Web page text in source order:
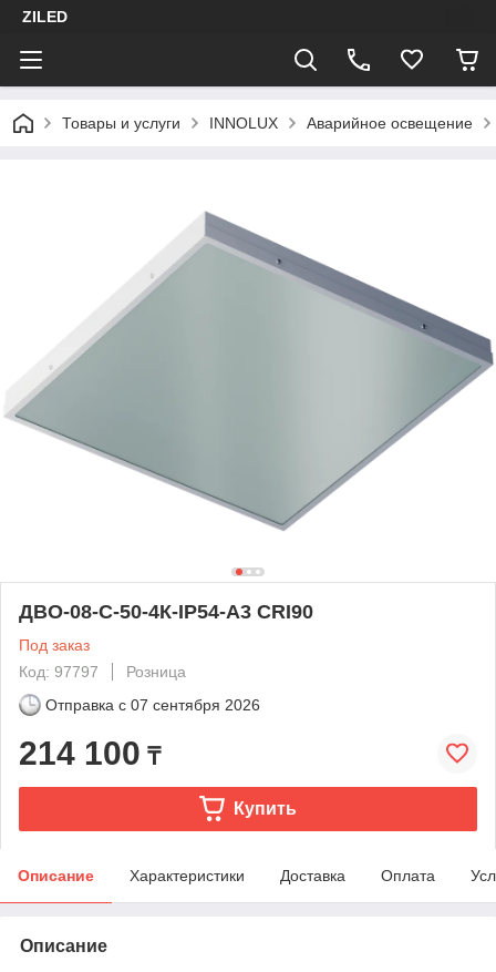
ZILED
Товары и услуги INNOLUX Аварийное освещение
ДВО-08-С-50-4К-IP54-А3 CRI90
Под заказ
Код: 97797
Розница
Отправка с 07 сентября 2026
214 100 ₸
Купить
Описание Характеристики Доставка Оплата
Описание